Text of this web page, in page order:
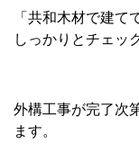
「共和木材で建て
しっかりとチェッ
外構工事が完了次
ます。